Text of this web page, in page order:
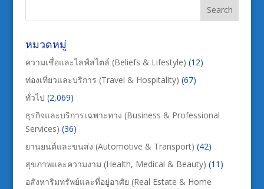
หมวดหมู่
ความเชื่อและไลฟ์สไตล์ (Beliefs & Lifestyle) (12)
ท่องเที่ยวและบริการ (Travel & Hospitality) (67)
ทั่วไป (2,069)
ธุรกิจและบริการเฉพาะทาง (Business & Professional
Services) (36)
ยานยนต์และขนส่ง (Automotive & Transport) (42)
สุขภาพและความงาม (Health, Medical & Beauty) (11)
อสังหาริมทรัพย์และที่อยู่อาศัย (Real Estate & Home